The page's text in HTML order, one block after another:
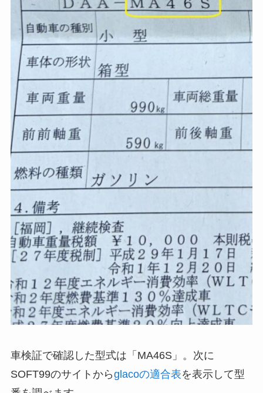
車検証で確認した型式は「MA46S」。次に
SOFT99のサイトからglacoの適合表を表示して型